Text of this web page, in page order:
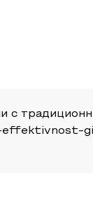
с
effektivnost-